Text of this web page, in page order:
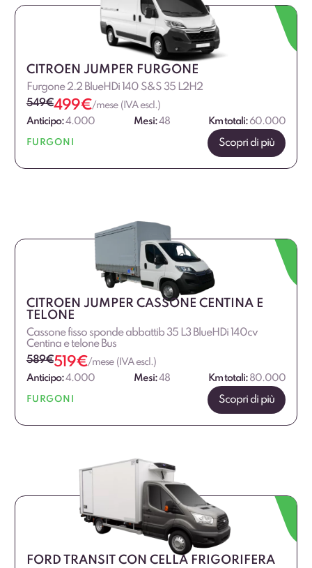
CITROEN JUMPER FURGONE
Furgone 2.2 BlueHDi 140 S&S 35 L2H2
549€499€/mese (IVA escl.)
Anticipo:4.000 Mesi:48 Km totali: 60.000
FURGONI Scopri di più
CITROEN JUMPER CASSONE CENTINA E
TELONE
Cassone fisso sponde abbattib 35 L3 BlueHDi 140cv
Centina e telone Bus
589€519€/mese (IVA escl.)
Anticipo:4.000 Mesi:48 Km totali: 80.000
FURGONI Scopri di più
FORD TRANSIT CON CELLA FRIGORIFERA